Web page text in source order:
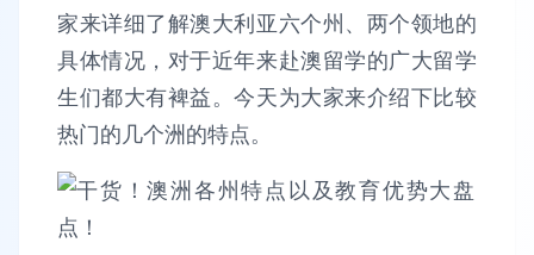
家来详细了解澳大利亚六个州、两个领地的
具体情况，对于近年来赴澳留学的广大留学
生们都大有裨益。今天为大家来介绍下比较
热门的几个洲的特点。